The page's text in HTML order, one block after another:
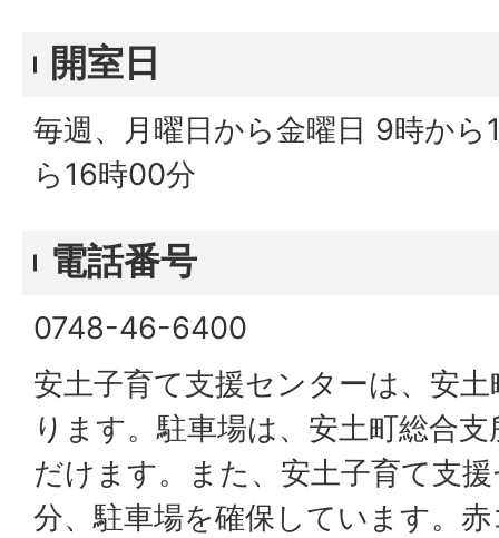
開室日
毎週、月曜日から金曜日 9時か
ら16時00分
電話番号
0748-46-6400
安土子育て支援センターは、安
ります。駐車場は、安土町総合
だけます。また、安土子育て支
分、駐車場を確保しています。